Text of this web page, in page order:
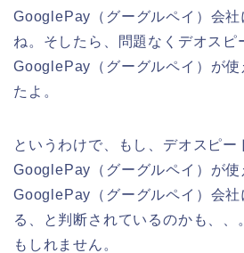
GooglePay（グーグルペイ）会社
ね。そしたら、問題なくデオスピ
GooglePay（グーグルペイ）が使
たよ。
というわけで、もし、デオスピー
GooglePay（グーグルペイ）が使
GooglePay（グーグルペイ）会社
る、と判断されているのかも、、
もしれません。